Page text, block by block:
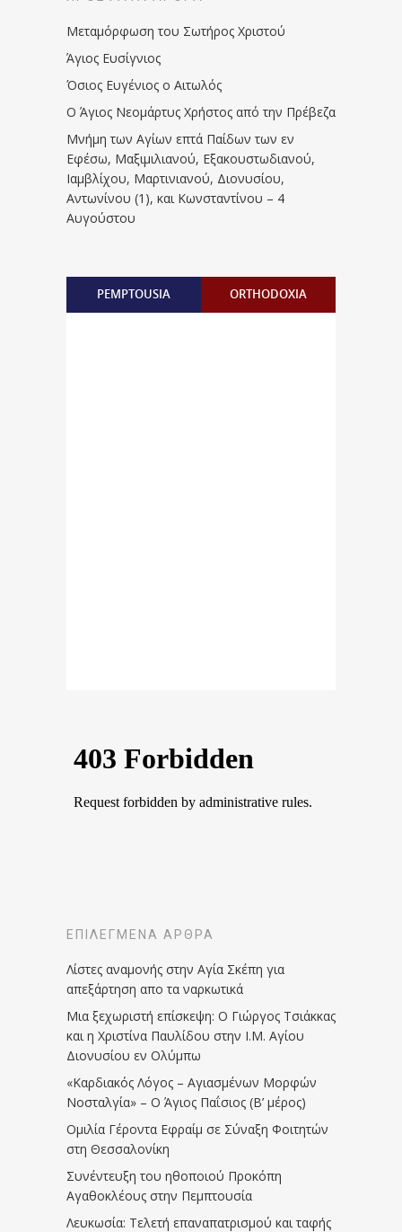
Μεταμόρφωση του Σωτήρος Χριστού
Άγιος Ευσίγνιος
Όσιος Ευγένιος ο Αιτωλός
Ο Άγιος Νεομάρτυς Χρήστος από την Πρέβεζα
Μνήμη των Aγίων επτά Παίδων των εν
Eφέσω, Mαξιμιλιανού, Eξακουστωδιανού,
Iαμβλίχου, Mαρτινιανού, Διονυσίου,
Aντωνίνου (1), και Kωνσταντίνου – 4
Αυγούστου
PEMPTOUSIA ORTHODOXIA
ΕΠΙΛΕΓΜΈΝΑ ΆΡΘΡΑ
Λίστες αναμονής στην Αγία Σκέπη για
απεξάρτηση απο τα ναρκωτικά
Μια ξεχωριστή επίσκεψη: Ο Γιώργος Τσιάκκας
και η Χριστίνα Παυλίδου στην Ι.Μ. Αγίου
Διονυσίου εν Ολύμπω
«Καρδιακός Λόγος – Αγιασμένων Μορφών
Νοσταλγία» – Ο Άγιος Παΐσιος (Β’ μέρος)
Ομιλία Γέροντα Εφραίμ σε Σύναξη Φοιτητών
στη Θεσσαλονίκη
Συνέντευξη του ηθοποιού Προκόπη
Αγαθοκλέους στην Πεμπτουσία
Λευκωσία: Τελετή επαναπατρισμού και ταφής